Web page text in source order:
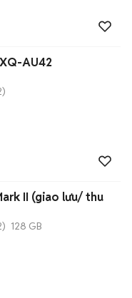
AU42
II (giao lưu/ thu
128 GB